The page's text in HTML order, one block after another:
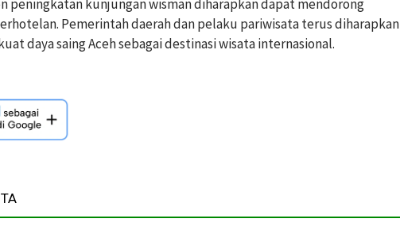
peningkatan kunjungan wisman diharapkan dapat mendorong
Pemerintah daerah dan pelaku pariwisata terus diharapkan
daya saing Aceh sebagai destinasi wisata internasional.